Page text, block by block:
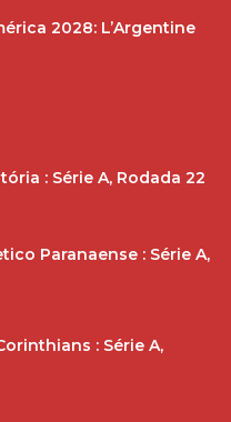
2028: L’Argentine
: Série A, Rodada 22
Paranaense : Série A,
: Série A,